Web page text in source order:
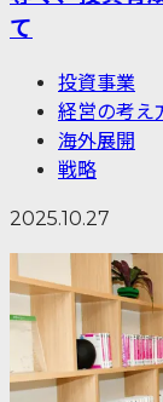
て
投資事業
経営の考え
海外展開
戦略
2025.10.27